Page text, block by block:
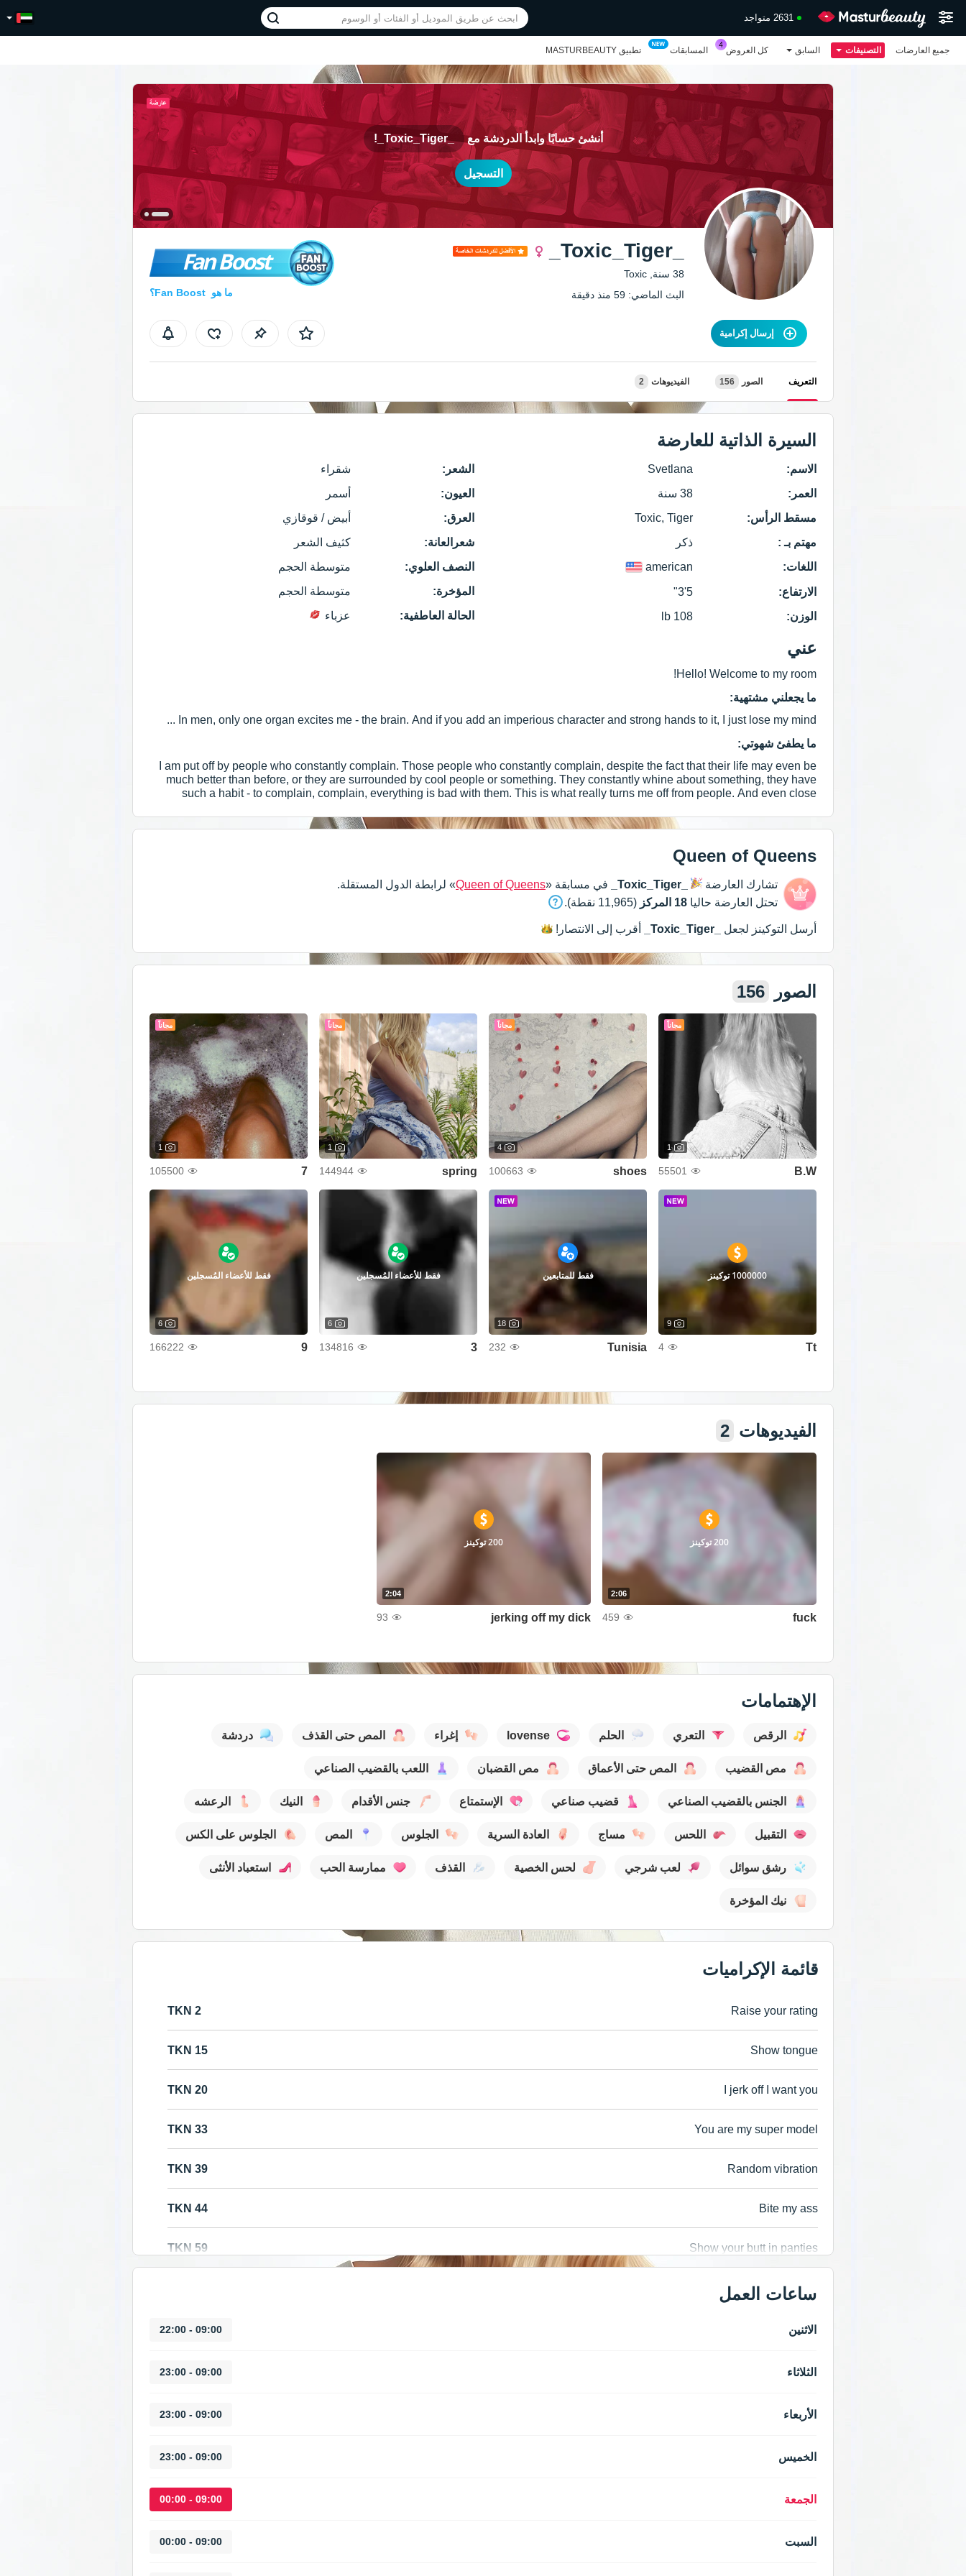
2631 متواجد
جميع العارضات التصنيفات السابق كل العروض المسابقات تطبيق MASTURBEAUTY
أنشئ حسابًا وابدأ الدردشة مع _Toxic_Tiger_!
التسجيل
38 سنة, Toxic
البث الماضي: 59 منذ دقيقة
Fan Boost
ما هو Fan Boost؟
إرسال إكرامية
التعريف الصور 156 الفيديوهات 2
السيرة الذاتية للعارضة
الاسم:
Svetlana
العمر:
38 سنة
مسقط الرأس:
Toxic, Tiger
مهتم بـ :
ذكر
اللغات:
american
الارتفاع:
5'3"
الوزن:
108 lb
الشعر:
شقراء
العيون:
أسمر
العرق:
أبيض / قوقازي
شعرالعانة:
كثيف الشعر
النصف العلوي:
متوسطة الحجم
المؤخرة:
متوسطة الحجم
الحالة العاطفية:
عزباء
عني
Hello! Welcome to my room!
ما يجعلني مشتهية:
In men, only one organ excites me - the brain. And if you add an imperious character and strong hands to it, I just lose my mind ...
ما يطفئ شهوتي:
I am put off by people who constantly complain. Those people who constantly complain, despite the fact that their life may even be
much better than before, or they are surrounded by cool people or something. They constantly whine about something, they have
such a habit - to complain, complain, everything is bad with them. This is what really turns me off from people. And even close
Queen of Queens
تشارك العارضة _Toxic_Tiger_ في مسابقة «Queen of Queens» لرابطة الدول المستقلة.
تحتل العارضة حاليا 18 المركز (11,965 نقطة).
أرسل التوكينز لجعل _Toxic_Tiger_ أقرب إلى الانتصار!
الصور 156
مجاناً
1
B.W
55501
مجاناً
4
shoes
100663
مجاناً
1
spring
144944
مجاناً
1
7
105500
1000000 توكينز
9
Tt
4
فقط للمتابعين
18
Tunisia
232
فقط للأعضاء المُسجلين
6
3
134816
فقط للأعضاء المُسجلين
6
9
166222
الفيديوهات 2
2:06
200 توكينز
fuck
459
2:04
200 توكينز
jerking off my dick
93
الإهتمامات
الرقص التعري الحلم lovense إغراء المص حتى القذف دردشة
مص القضيب المص حتى الأعماق مص القضبان اللعب بالقضيب الصناعي
الجنس بالقضيب الصناعي قضيب صناعي الإستمتاع جنس الأقدام النيك الرعشه
التقبيل اللحس مساج العادة السرية الجلوس المص الجلوس على الكس
رشق سوائل لعب شرجي لحس الخصية القذف ممارسة الحب استعباد الأنثى
نيك المؤخرة
قائمة الإكراميات
Raise your rating
2 TKN
Show tongue
15 TKN
I jerk off I want you
20 TKN
You are my super model
33 TKN
Random vibration
39 TKN
Bite my ass
44 TKN
Show your butt in panties
59 TKN
ساعات العمل
الاثنين 09:00 - 22:00
الثلاثاء 09:00 - 23:00
الأربعاء 09:00 - 23:00
الخميس 09:00 - 23:00
الجمعة 09:00 - 00:00
السبت 09:00 - 00:00